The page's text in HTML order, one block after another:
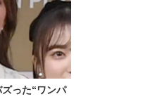
った“ワンパ